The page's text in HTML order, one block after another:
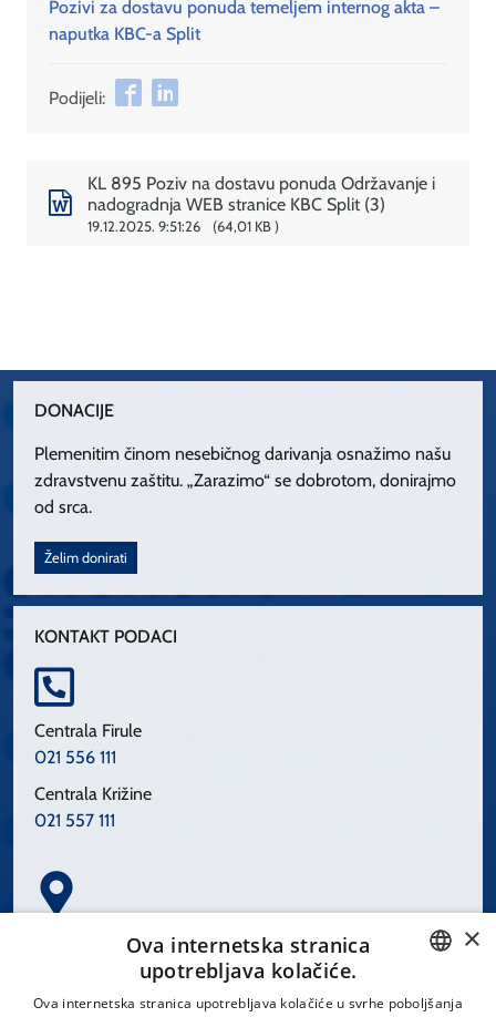
Pozivi za dostavu ponuda temeljem internog akta –
naputka KBC-a Split
Podijeli:
KL 895 Poziv na dostavu ponuda Održavanje i
nadogradnja WEB stranice KBC Split (3)
19.12.2025. 9:51:26 64,01 KB
DONACIJE
Plemenitim činom nesebičnog darivanja osnažimo našu
zdravstvenu zaštitu. „Zarazimo“ se dobrotom, donirajmo
od srca.
Želim donirati
KONTAKT PODACI
Centrala Firule
021 556 111
Centrala Križine
021 557 111
Spinčićeva 1, 21000 Split
CROATIAN
×
Ova internetska stranica
upotrebljava kolačiće.
Ova internetska stranica upotrebljava kolačiće u svrhe poboljšanja